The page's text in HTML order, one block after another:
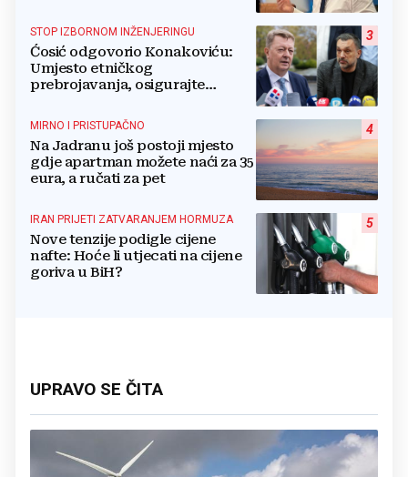
3
STOP IZBORNOM INŽENJERINGU
Ćosić odgovorio Konakoviću:
Umjesto etničkog
prebrojavanja, osigurajte
4
MIRNO I PRISTUPAČNO
Na Jadranu još postoji mjesto
gdje apartman možete naći za 35
eura, a ručati za pet
5
IRAN PRIJETI ZATVARANJEM HORMUZA
Nove tenzije podigle cijene
nafte: Hoće li utjecati na cijene
goriva u BiH?
UPRAVO SE ČITA